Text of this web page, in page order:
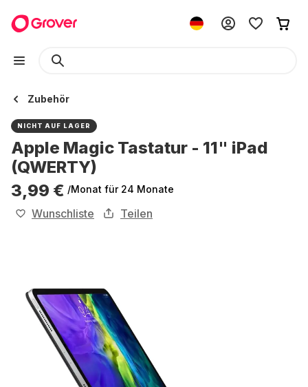
Zubehör
NICHT AUF LAGER
Apple Magic Tastatur - 11" iPad
(QWERTY)
3,99 € /Monat für 24 Monate
Wunschliste Teilen